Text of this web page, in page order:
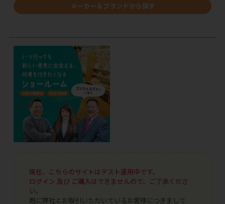
メーカー＆ブランドから探す
現在、こちらのサイトはテスト運用中です。
ログイン 及び ご購入はできませんので、ご了承くださ
い。
既に弊社とお取引いただいているお客様につきまして